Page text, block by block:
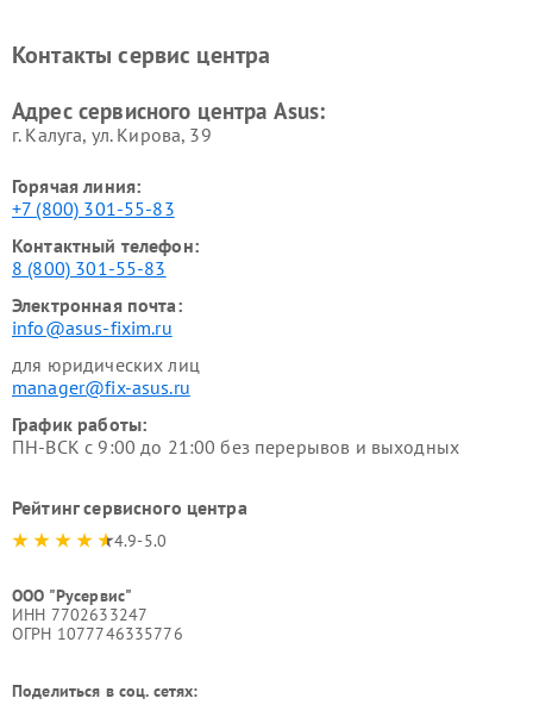
Контакты сервис центра
Адрес сервисного центра Asus:
г. Калуга, ул. Кирова, 39
Горячая линия:
+7 (800) 301-55-83
Контактный телефон:
8 (800) 301-55-83
Электронная почта:
info@asus-fixim.ru
для юридических лиц
manager@fix-asus.ru
График работы:
ПН-ВСК с 9:00 до 21:00 без перерывов и выходных
Рейтинг сервисного центра
4.9-5.0
ООО "Русервис"
ИНН 7702633247
ОГРН 1077746335776
Поделиться в соц. сетях: